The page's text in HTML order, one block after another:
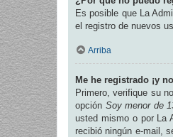
Es posible que La
el registro de nuevos
Arriba
Me he registrado ¡y
Primero, verifique su
opción Soy menor de
usted mismo o por La
recibió ningún e-mail,